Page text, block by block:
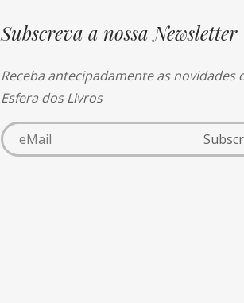
Subscreva a nossa Newsletter
Receba antecipadamente as novidades
Esfera dos Livros